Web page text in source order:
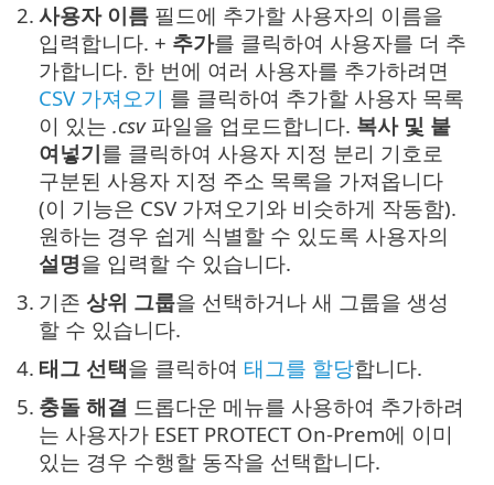
2. 사용자 이름 필드에 추가할 사용자의 이름을
입력합니다. + 추가를 클릭하여 사용자를 더 추
가합니다. 한 번에 여러 사용자를 추가하려면
CSV 가져오기 를 클릭하여 추가할 사용자 목록
이 있는 .csv파일을 업로드합니다. 복사 및 붙
여넣기를 클릭하여 사용자 지정 분리 기호로
구분된 사용자 지정 주소 목록을 가져옵니다
(이 기능은 CSV 가져오기와 비슷하게 작동함).
원하는 경우 쉽게 식별할 수 있도록 사용자의
설명을 입력할 수 있습니다.
3. 기존 상위 그룹을 선택하거나 새 그룹을 생성
할 수 있습니다.
4. 태그 선택을 클릭하여 태그를 할당합니다.
5. 충돌 해결 드롭다운 메뉴를 사용하여 추가하려
는 사용자가 ESET PROTECT On-Prem에 이미
있는 경우 수행할 동작을 선택합니다.